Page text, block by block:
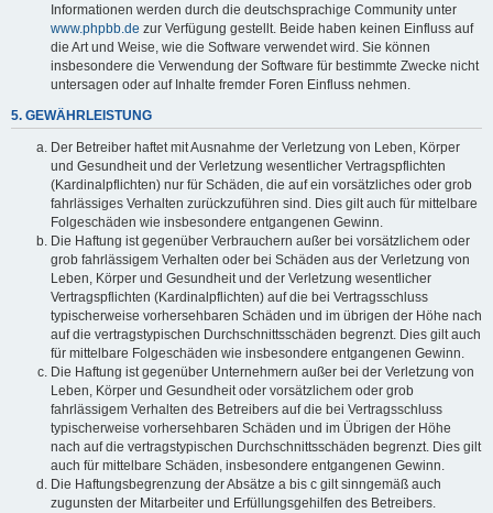
Informationen werden durch die deutschsprachige Community unter
www.phpbb.de zur Verfügung gestellt. Beide haben keinen Einfluss auf
die Art und Weise, wie die Software verwendet wird. Sie können
insbesondere die Verwendung der Software für bestimmte Zwecke nicht
untersagen oder auf Inhalte fremder Foren Einfluss nehmen.
5. GEWÄHRLEISTUNG
Der Betreiber haftet mit Ausnahme der Verletzung von Leben, Körper
und Gesundheit und der Verletzung wesentlicher Vertragspflichten
(Kardinalpflichten) nur für Schäden, die auf ein vorsätzliches oder grob
fahrlässiges Verhalten zurückzuführen sind. Dies gilt auch für mittelbare
Folgeschäden wie insbesondere entgangenen Gewinn.
Die Haftung ist gegenüber Verbrauchern außer bei vorsätzlichem oder
grob fahrlässigem Verhalten oder bei Schäden aus der Verletzung von
Leben, Körper und Gesundheit und der Verletzung wesentlicher
Vertragspflichten (Kardinalpflichten) auf die bei Vertragsschluss
typischerweise vorhersehbaren Schäden und im übrigen der Höhe nach
auf die vertragstypischen Durchschnittsschäden begrenzt. Dies gilt auch
für mittelbare Folgeschäden wie insbesondere entgangenen Gewinn.
Die Haftung ist gegenüber Unternehmern außer bei der Verletzung von
Leben, Körper und Gesundheit oder vorsätzlichem oder grob
fahrlässigem Verhalten des Betreibers auf die bei Vertragsschluss
typischerweise vorhersehbaren Schäden und im Übrigen der Höhe
nach auf die vertragstypischen Durchschnittsschäden begrenzt. Dies gilt
auch für mittelbare Schäden, insbesondere entgangenen Gewinn.
Die Haftungsbegrenzung der Absätze a bis c gilt sinngemäß auch
zugunsten der Mitarbeiter und Erfüllungsgehilfen des Betreibers.